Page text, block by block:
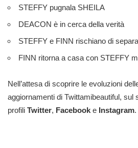
STEFFY pugnala SHEILA
DEACON è in cerca della verità
STEFFY e FINN rischiano di
FINN ritorna a casa con STEFFY
Nell’attesa di scoprire le evoluzioni
aggiornamenti di Twittamibeautiful, sul
profili Twitter, Facebook e Instagram.